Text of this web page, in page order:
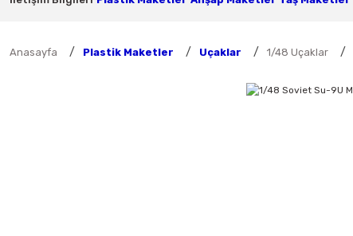
Anasayfa Plastik Maketler Uçaklar 1/48 Uçaklar